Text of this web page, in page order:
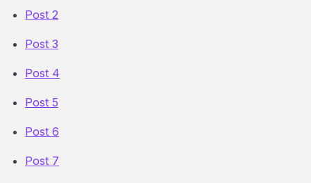
Post 2
Post 3
Post 4
Post 5
Post 6
Post 7